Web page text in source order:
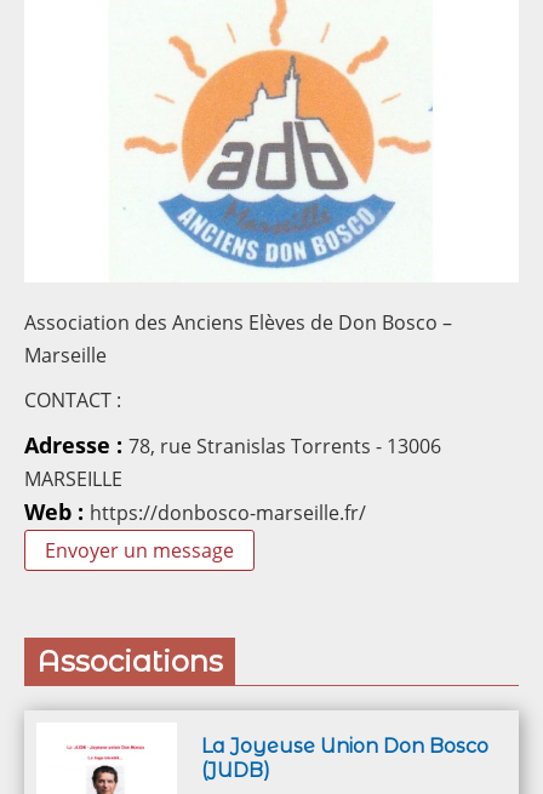
Association des Anciens Elèves de Don Bosco –
Marseille
CONTACT :
Adresse : 78, rue Stranislas Torrents - 13006
MARSEILLE
Web : https://donbosco-marseille.fr/
Envoyer un message
Associations
La Joyeuse Union Don Bosco
(JUDB)